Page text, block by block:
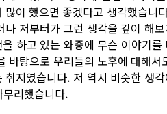
이 했으면 좋겠다고 생각했습니
저부터가 그런 생각을 깊이 해
하고 있는 와중에 무슨 이야기
바탕으로 우리들의 노후에 대해서
지였습니다. 저 역시 비슷한 생
리했습니다.